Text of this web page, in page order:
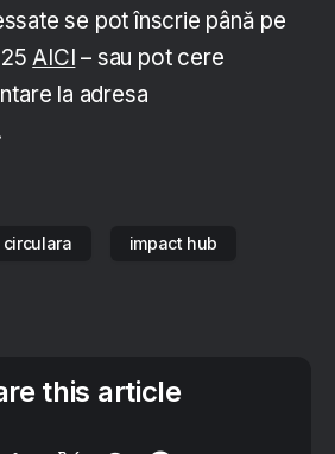
se pot înscrie până pe
AICI – sau pot cere
la adresa
impact hub
this article